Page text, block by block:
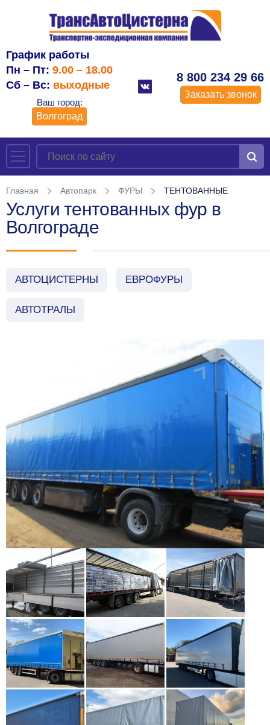
График работы
Пн – Пт: 9.00 – 18.00
Сб – Вс: выходные
Ваш город:
Волгоград
8 800 234 29 66
Заказать звонок
Главная Автопарк ФУРЫ ТЕНТОВАННЫЕ
Услуги тентованных фур в
Волгограде
АВТОЦИСТЕРНЫ ЕВРОФУРЫ
АВТОТРАЛЫ